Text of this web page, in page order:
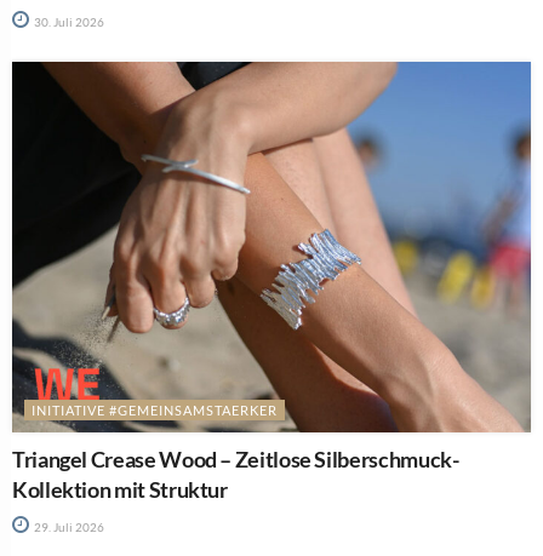
30. Juli 2026
INITIATIVE #GEMEINSAMSTAERKER
Triangel Crease Wood – Zeitlose Silberschmuck-
Kollektion mit Struktur
29. Juli 2026